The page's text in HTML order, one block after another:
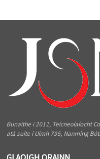
Bunaithe i 2011, Teicneolaíocht
atá suite i Uimh 795, Nanming